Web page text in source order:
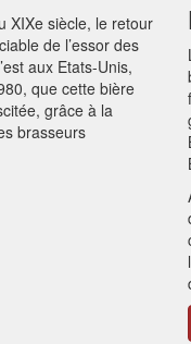
XIXe siècle, le retour
de l’essor des
aux Etats-Unis,
que cette bière
grâce à la
brasseurs